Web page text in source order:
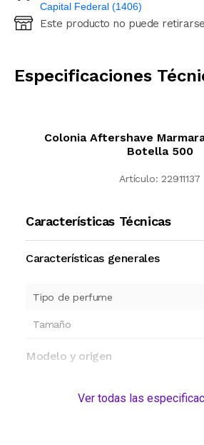
Capital Federal (1406)
Ingresá código postal (sólo números)
Este producto no puede
Especificaciones
Colonia Aftershave
Botella 500
Artículo: 22911137
Características Técnicas
Características generales
Tipo de perfume
Tamaño
Modelo y origen
Ver todas las